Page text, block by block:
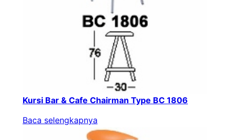
Kursi Bar & Cafe Chairman Type BC 1806
Baca selengkapnya